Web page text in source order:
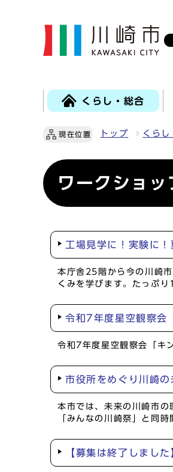
くらし・総合
現在位置 トップ くらし
ワークショッ
工場見学に！実験に
本庁舎25階から今の川崎
くみを学びます。たっぷ
令和7年度星空観察会
令和7年度星空観察会「キ
市役所をめぐり川崎
本市では、未来の川崎市の
「みんなの川崎祭」と同
【募集は終了しまし